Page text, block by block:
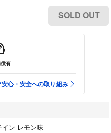
SOLD OUT
有
安心・安全への取り組み
ン レモン味